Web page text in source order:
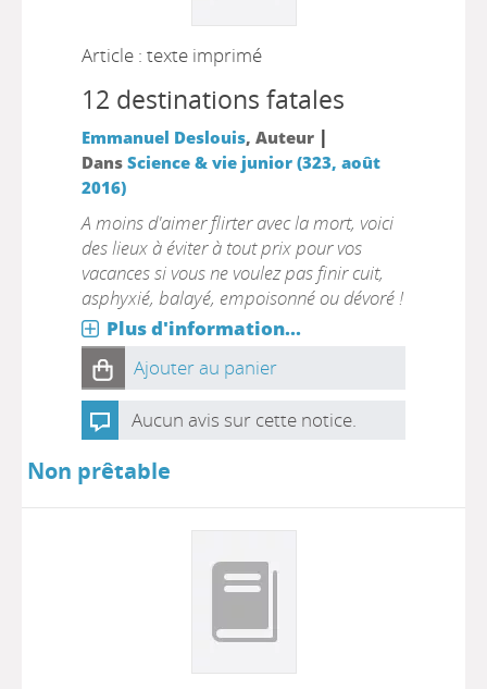
Article : texte imprimé
12 destinations fatales
Emmanuel Deslouis, Auteur |
Dans Science & vie junior (323, août
2016)
A moins d'aimer flirter avec la mort, voici
des lieux à éviter à tout prix pour vos
vacances si vous ne voulez pas finir cuit,
asphyxié, balayé, empoisonné ou dévoré !
Plus d'information...
Ajouter au panier
Aucun avis sur cette notice.
Non prêtable